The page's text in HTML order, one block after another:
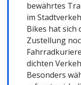
bewährtes
im
Bikes hat sich
Zustellung
dichten
Besonders